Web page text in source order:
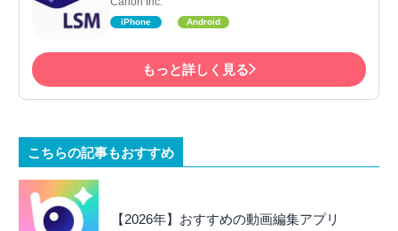
iPhone Android
もっと詳しく見る
こちらの記事もおすすめ
【2026年】おすすめの動画編集アプリ